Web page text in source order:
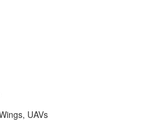
UAVs